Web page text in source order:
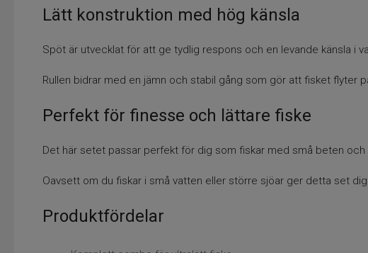
Lätt konstruktion med hög känsla
Spöt är utvecklat för att ge tydlig respons och en levande känsla i
Rullen bidrar med en jämn och stabil gång som gör att fisket flyter
Perfekt för finesse och lättare fiske
Det här setet passar perfekt för dig som fiskar med små beten
Oavsett om du fiskar i små vatten eller större sjöar ger detta set
Produktfördelar